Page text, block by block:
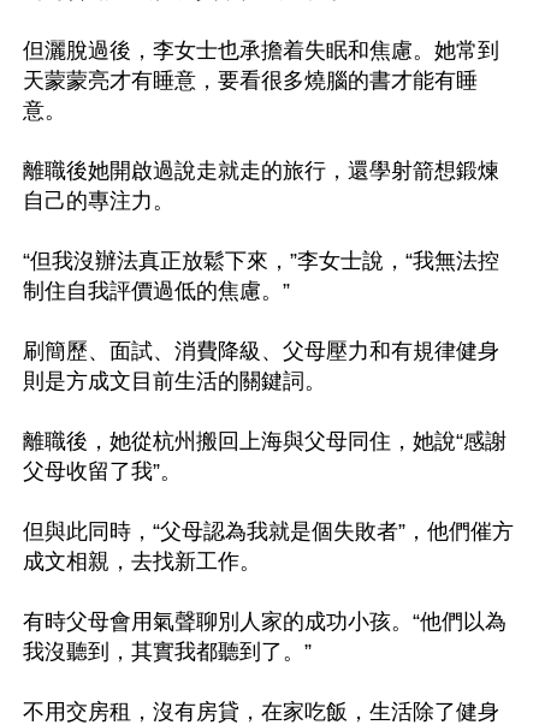
但灑脫過後，李女士也承擔着失眠和焦慮。她常到
天蒙蒙亮才有睡意，要看很多燒腦的書才能有睡
意。
離職後她開啟過說走就走的旅行，還學射箭想鍛煉
自己的專注力。
“但我沒辦法真正放鬆下來，”李女士說，“我無法控
制住自我評價過低的焦慮。”
刷簡歷、面試、消費降級、父母壓力和有規律健身
則是方成文目前生活的關鍵詞。
離職後，她從杭州搬回上海與父母同住，她說“感謝
父母收留了我”。
但與此同時，“父母認為我就是個失敗者”，他們催方
成文相親，去找新工作。
有時父母會用氣聲聊別人家的成功小孩。“他們以為
我沒聽到，其實我都聽到了。”
不用交房租，沒有房貸，在家吃飯，生活除了健身